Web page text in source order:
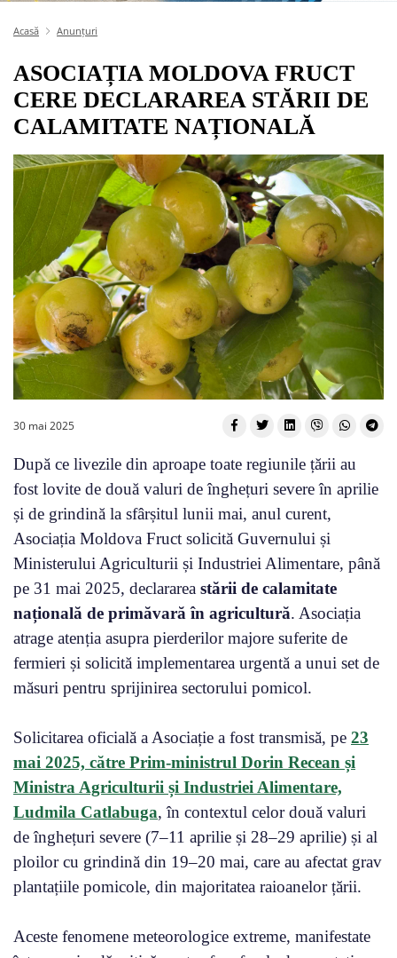
Acasă Anunțuri
ASOCIAȚIA MOLDOVA FRUCT
CERE DECLARAREA STĂRII DE
CALAMITATE NAȚIONALĂ
30 mai 2025
După ce livezile din aproape toate regiunile țării au
fost lovite de două valuri de înghețuri severe în aprilie
și de grindină la sfârșitul lunii mai, anul curent,
Asociația Moldova Fruct solicită Guvernului și
Ministerului Agriculturii și Industriei Alimentare, până
pe 31 mai 2025, declararea stării de calamitate
națională de primăvară în agricultură. Asociația
atrage atenția asupra pierderilor majore suferite de
fermieri și solicită implementarea urgentă a unui set de
măsuri pentru sprijinirea sectorului pomicol.
Solicitarea oficială a Asociație a fost transmisă, pe 23
mai 2025, către Prim-ministrul Dorin Recean și
Ministra Agriculturii și Industriei Alimentare,
Ludmila Catlabuga, în contextul celor două valuri
de înghețuri severe (7–11 aprilie și 28–29 aprilie) și al
ploilor cu grindină din 19–20 mai, care au afectat grav
plantațiile pomicole, din majoritatea raioanelor țării.
Aceste fenomene meteorologice extreme, manifestate